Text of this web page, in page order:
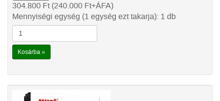
304.800 Ft(240.000 Ft+ÁFA)
Mennyiségi egység (1 egység ezt takarja): 1 db
Kosárba »